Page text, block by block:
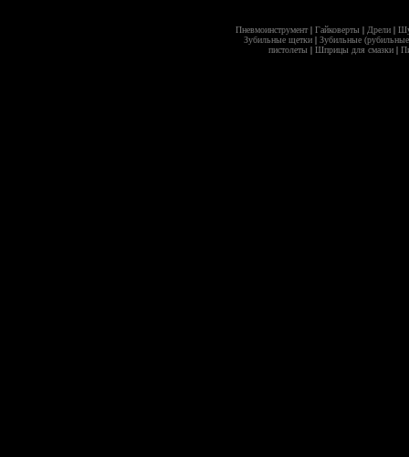
Пневмоинструмент| Гайковерты| Дрели|
Зубильные щетки| Зубильные
пистолеты| Шприцы для смазки|